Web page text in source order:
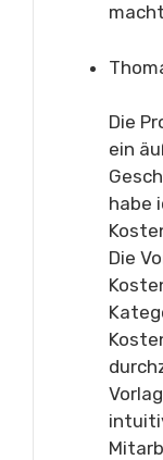
Die
ein
habe
Die